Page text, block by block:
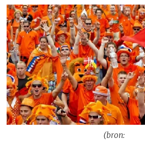
(bron: